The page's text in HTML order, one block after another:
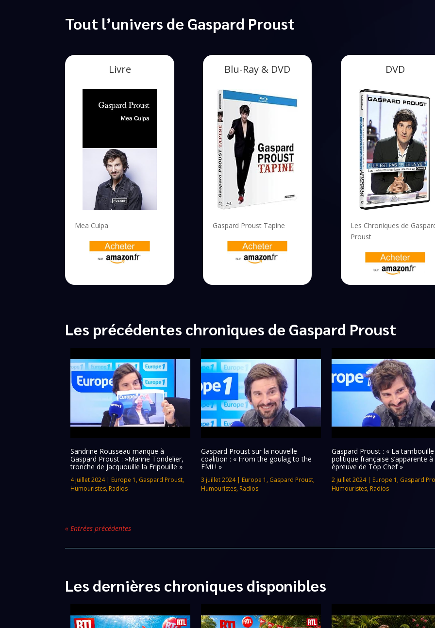
Tout l’univers de Gaspard Proust
Livre
Mea Culpa
Blu-Ray & DVD
Gaspard Proust Tapine
DVD
Les Chroniques de
Proust
Les précédentes chroniques de Gaspard Proust
Sandrine Rousseau manque à
Gaspard Proust : »Marine Tondelier,
tronche de Jacquouille la Fripouille »
4 juillet 2024| Europe 1 , Gaspard Proust,
Humouristes, Radios
Gaspard Proust sur la nouvelle
coalition : « From the goulag to the
FMI ! »
3 juillet 2024| Europe 1 , Gaspard Proust,
Humouristes, Radios
Gaspard Proust : « La tambouille
politique française s’apparente à
épreuve de Top Chef »
2 juillet 2024| Europe 1 , Gaspard
Humouristes, Radios
« Entrées précédentes
Les dernières chroniques disponibles